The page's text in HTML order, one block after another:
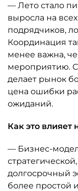
— Лето стало
выросла на
подрядчиков,
Координация
менее важна,
мероприятию. С
делает рынок
цена ошибки
ожиданий.
Как это влияет
— Бизнес-
долгосрочный
более простой